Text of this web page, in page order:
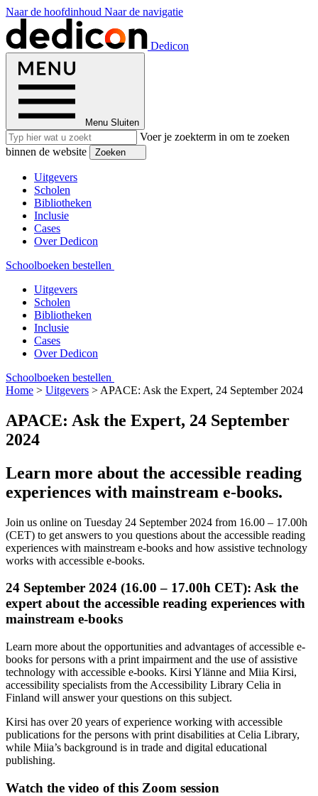
Naar de hoofdinhoud Naar de navigatie
Dedicon
Menu Sluiten
Voer je zoekterm in om te zoeken
binnen de website
Zoeken
Uitgevers
Scholen
Bibliotheken
Inclusie
Cases
Over Dedicon
Schoolboeken bestellen
Uitgevers
Scholen
Bibliotheken
Inclusie
Cases
Over Dedicon
Schoolboeken bestellen
Home > Uitgevers > APACE: Ask the Expert, 24 September 2024
APACE: Ask the Expert, 24 September
2024
Learn more about the accessible reading
experiences with mainstream e-books.
Join us online on Tuesday 24 September 2024 from 16.00 – 17.00h
(CET) to get answers to you questions about the accessible reading
experiences with mainstream e-books and how assistive technology
works with accessible e-books.
24 September 2024 (16.00 – 17.00h CET): Ask the
expert about the accessible reading experiences with
mainstream e-books
Learn more about the opportunities and advantages of accessible e-
books for persons with a print impairment and the use of assistive
technology with accessible e-books. Kirsi Ylänne and Miia Kirsi,
accessibility specialists from the Accessibility Library Celia in
Finland will answer your questions on this subject.
Kirsi has over 20 years of experience working with accessible
publications for the persons with print disabilities at Celia Library,
while Miia’s background is in trade and digital educational
publishing.
Watch the video of this Zoom session